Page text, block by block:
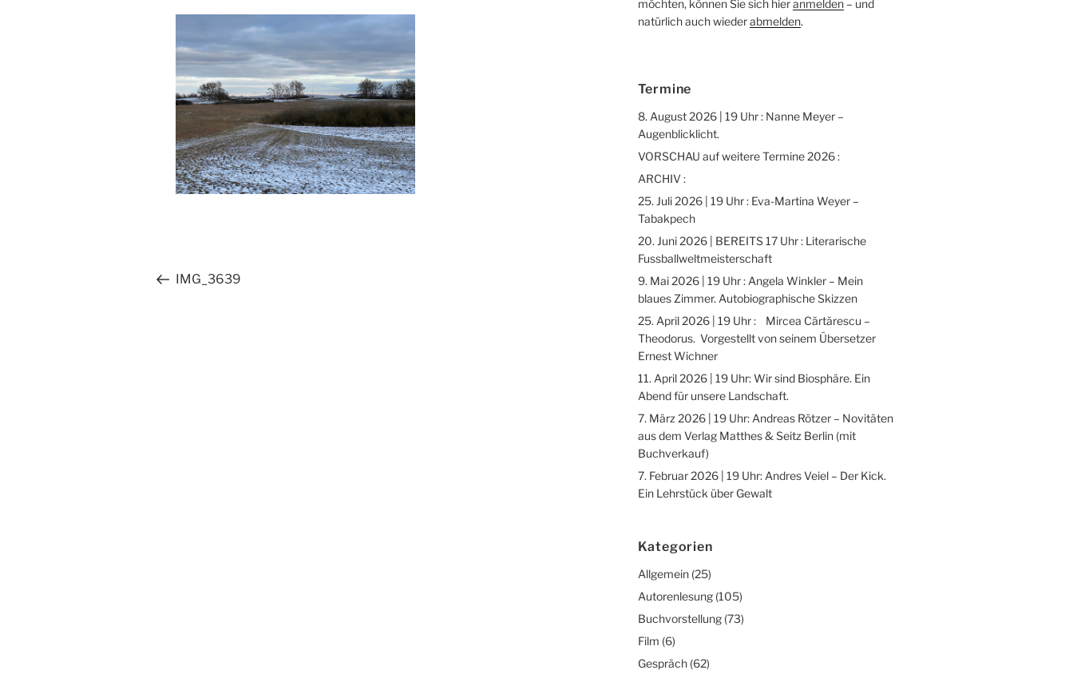
Beitragsnavigation
Vorheriger
IMG_3639
möchten, können Sie sich hieranmelden– und
natürlich auch wiederabmelden.
Termine
8. August 2026 | 19 Uhr : Nanne Meyer –
Augenblicklicht.
VORSCHAU auf weitere Termine 2026 :
ARCHIV :
25. Juli 2026 | 19 Uhr : Eva-Martina Weyer –
Tabakpech
20. Juni 2026 | BEREITS 17 Uhr : Literarische
Fussballweltmeisterschaft
9. Mai 2026 | 19 Uhr : Angela Winkler – Mein
blaues Zimmer. Autobiographische Skizzen
25. April 2026 | 19 Uhr : Mircea Cărtărescu –
Theodorus. Vorgestellt von seinem Übersetzer
Ernest Wichner
11. April 2026 | 19 Uhr: Wir sind Biosphäre. Ein
Abend für unsere Landschaft.
7. März 2026 | 19 Uhr: Andreas Rötzer – Novitäten
aus dem Verlag Matthes & Seitz Berlin (mit
Buchverkauf)
7. Februar 2026 | 19 Uhr: Andres Veiel – Der Kick.
Ein Lehrstück über Gewalt
Kategorien
Allgemein(25)
Autorenlesung(105)
Buchvorstellung(73)
Film (6)
Gespräch(62)